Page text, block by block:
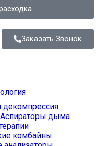
Заказать Звонок
декомпрессия
Аспираторы дыма
комбайны